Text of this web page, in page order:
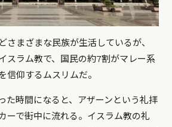
さまざまな民族が生活しているが、
スラム教で、国民の約7割がマレー系
信仰するムスリムだ。
た時間になると、アザーンという礼拝
ーで街中に流れる。イスラム教の礼